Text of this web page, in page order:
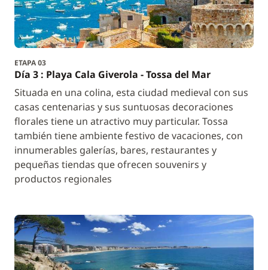
ETAPA 03
Día 3 : Playa Cala Giverola - Tossa del Mar
Situada en una colina, esta ciudad medieval con sus
casas centenarias y sus suntuosas decoraciones
florales tiene un atractivo muy particular. Tossa
también tiene ambiente festivo de vacaciones, con
innumerables galerías, bares, restaurantes y
pequeñas tiendas que ofrecen souvenirs y
productos regionales